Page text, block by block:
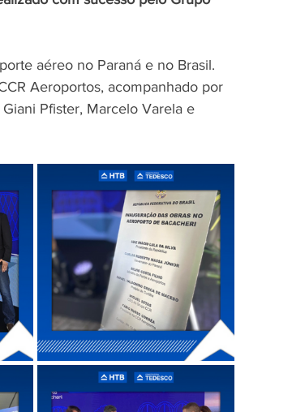
aéreo no Paraná e no Brasil.
Aeroportos, acompanhado por
Pfister, Marcelo Varela e